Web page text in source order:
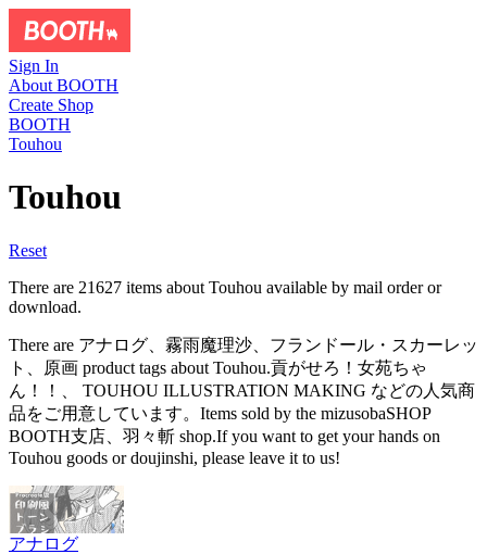
Sign In
About BOOTH
Create Shop
BOOTH
Touhou
Touhou
Reset
There are 21627 items about Touhou available by mail order or
download.
There are アナログ、霧雨魔理沙、フランドール・スカーレッ
ト、原画 product tags about Touhou.貢がせろ！女苑ちゃ
ん！！、 TOUHOU ILLUSTRATION MAKING などの人気商
品をご用意しています。Items sold by the mizusobaSHOP
BOOTH支店、羽々斬 shop.If you want to get your hands on
Touhou goods or doujinshi, please leave it to us!
アナログ